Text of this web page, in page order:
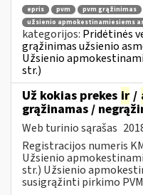
epris pvm pvm grąžinimas
užsienio apmokestinamiesiems
kategorijos: Pridėtinės
grąžinimas užsienio
Užsienio
str.)
Už kokias prekes ir /
grąžinamas /
Web turinio sąrašas
Registracijos numeris
Užsienio
str.) Užsienio
susigrąžinti pirkimo